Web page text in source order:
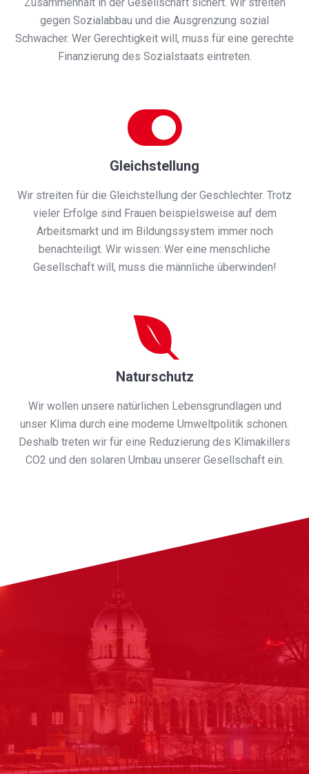
gegen Sozialabbau und die Ausgrenzung sozial
Schwacher. Wer Gerechtigkeit will, muss für eine gerechte
Finanzierung des Sozialstaats eintreten.
Gleichstellung
Wir streiten für die Gleichstellung der Geschlechter. Trotz
vieler Erfolge sind Frauen beispielsweise auf dem
Arbeitsmarkt und im Bildungssystem immer noch
benachteiligt. Wir wissen: Wer eine menschliche
Gesellschaft will, muss die männliche überwinden!
Naturschutz
Wir wollen unsere natürlichen Lebensgrundlagen und
unser Klima durch eine moderne Umweltpolitik schonen.
Deshalb treten wir für eine Reduzierung des Klimakillers
CO2 und den solaren Umbau unserer Gesellschaft ein.